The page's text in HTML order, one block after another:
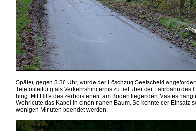
Später, gegen 3.30 Uhr, wurde der Löschzug Seelscheid
Telefonleitung als Verkehrshindernis zu tief über der Fahrbahn des
hing. Mit Hilfe des zerborstenen, am Boden liegenden Mastes
Wehrleute das Kabel in einen nahen Baum. So konnte der Einsatz
wenigen Minuten beendet werden.